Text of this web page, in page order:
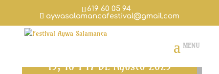
619 60 05 94
aywasalamancafestival@gmail.com
15, 16 Y 17 DE Agosto 2025